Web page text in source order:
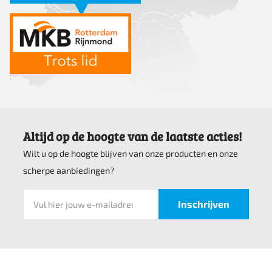
Altijd op de hoogte van de laatste acties!
Wilt u op de hoogte blijven van onze producten en onze
scherpe aanbiedingen?